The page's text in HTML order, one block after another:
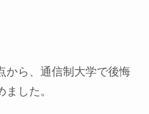
から、通信制大学で後悔
した。